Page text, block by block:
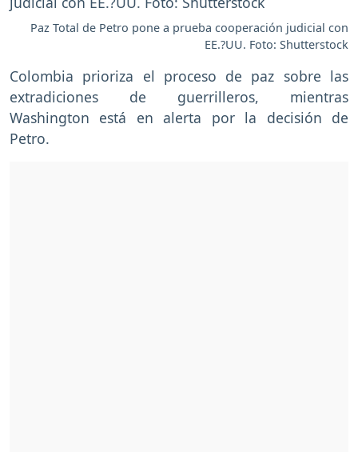
Paz Total de Petro pone a prueba cooperación judicial con
EE.?UU. Foto: Shutterstock
Colombia prioriza el proceso de paz sobre las
extradiciones de guerrilleros, mientras
Washington está en alerta por la decisión de
Petro.